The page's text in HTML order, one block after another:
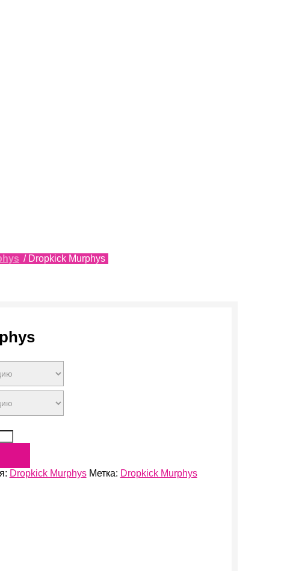
/ Dropkick Murphys
Dropkick Murphys Метка: Dropkick Murphys